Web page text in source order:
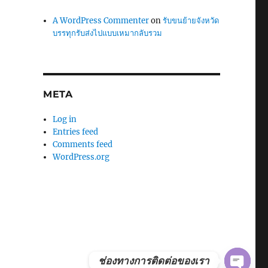
A WordPress Commenteronรับขนย้ายจังหวัด
บรรทุกรับส่งไปแบบเหมากลับรวม
META
Log in
Entries feed
Comments feed
WordPress.org
ช่องทางการติดต่อของเรา